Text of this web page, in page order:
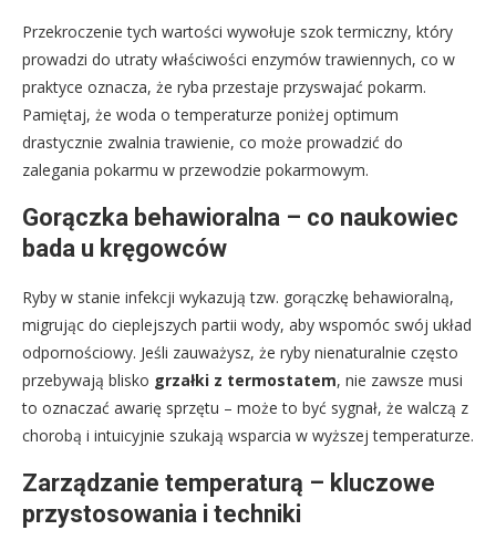
Przekroczenie tych wartości wywołuje szok termiczny, który
prowadzi do utraty właściwości enzymów trawiennych, co w
praktyce oznacza, że ryba przestaje przyswajać pokarm.
Pamiętaj, że woda o temperaturze poniżej optimum
drastycznie zwalnia trawienie, co może prowadzić do
zalegania pokarmu w przewodzie pokarmowym.
Gorączka behawioralna – co naukowiec
bada u kręgowców
Ryby w stanie infekcji wykazują tzw. gorączkę behawioralną,
migrując do cieplejszych partii wody, aby wspomóc swój układ
odpornościowy. Jeśli zauważysz, że ryby nienaturalnie często
przebywają blisko grzałki z termostatem, nie zawsze musi
to oznaczać awarię sprzętu – może to być sygnał, że walczą z
chorobą i intuicyjnie szukają wsparcia w wyższej temperaturze.
Zarządzanie temperaturą – kluczowe
przystosowania i techniki